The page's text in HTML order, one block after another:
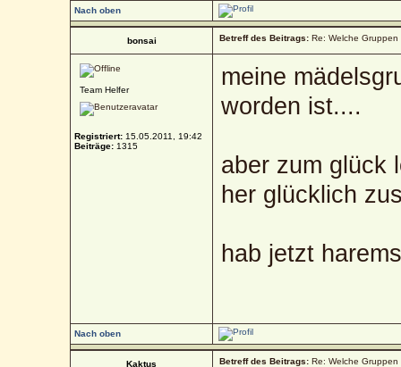
Nach oben
bonsai Betreff des Beitrags: Re: Welche
Team Helfer
Registriert: 15.05.2011, 19:42
Beiträge: 1315
meine
worden ist....
aber zum glück
her glücklich
hab jetzt
Nach oben
Kaktus Betreff des Beitrags: Re: Welche